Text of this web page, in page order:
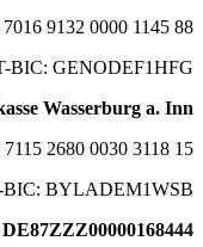
9132 0000 1145 88
BIC: GENODEF1HFG
Wasserburg a. Inn
2680 0030 3118 15
BIC: BYLADEM1WSB